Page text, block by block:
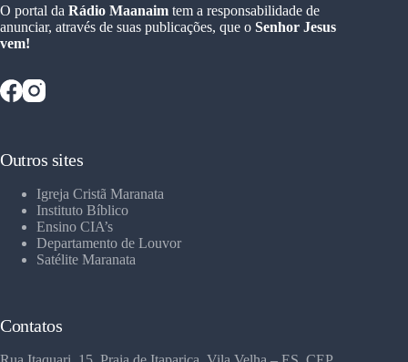
O portal da Rádio Maanaim tem a responsabilidade de
anunciar, através de suas publicações, que o Senhor Jesus
vem!
Outros sites
Igreja Cristã Maranata
Instituto Bíblico
Ensino CIA’s
Departamento de Louvor
Satélite Maranata
Contatos